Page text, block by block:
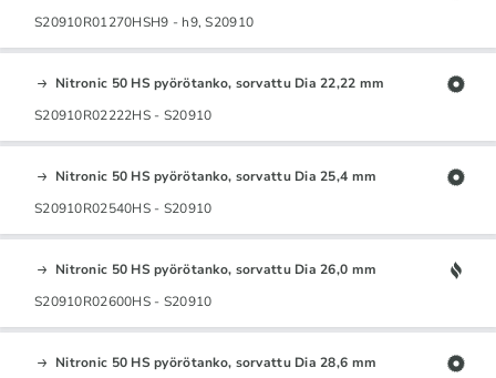
S20910R01270HSH9 - h9, S20910
Nitronic 50 HS pyörötanko, sorvattu Dia 22,22 mm
S20910R02222HS - S20910
Nitronic 50 HS pyörötanko, sorvattu Dia 25,4 mm
S20910R02540HS - S20910
Nitronic 50 HS pyörötanko, sorvattu Dia 26,0 mm
S20910R02600HS - S20910
Nitronic 50 HS pyörötanko, sorvattu Dia 28,6 mm